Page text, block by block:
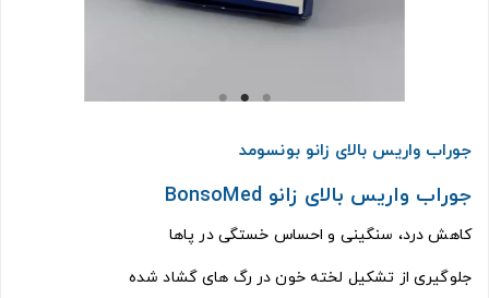
جوراب واریس بالای زانو بونسومد
جوراب واریس بالای زانو BonsoMed
کاهش درد، سنگینی و احساس خستگی در پاها
جلوگیری از تشکیل لخته خون در رگ های گشاد شده